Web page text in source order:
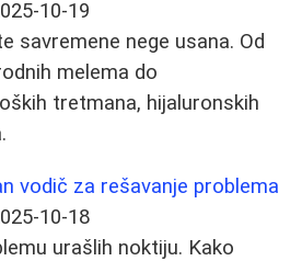
10-19
savremene nege usana. Od
melema do
tretmana, hijaluronskih
vodič za rešavanje problema
10-18
urašlih noktiju. Kako